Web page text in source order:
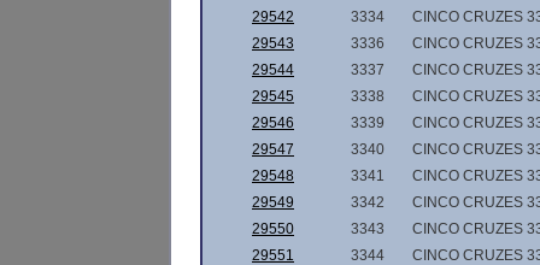
29542 3334
CINCO CRUZES
29543
3336
CINCO CRUZES
29544
3337
CINCO CRUZES
29545
3338
CINCO CRUZES
29546
3339
CINCO CRUZES
29547
3340
CINCO CRUZES
29548
3341
CINCO CRUZES
29549
3342
CINCO CRUZES
29550
3343
CINCO CRUZES
29551
3344
CINCO CRUZES